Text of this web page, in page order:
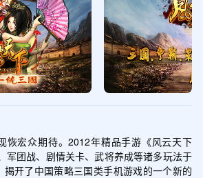
恢宏众期待。2012年精品手游《风云天下
军团战、剧情关卡、武将养成等诸多玩法于
开了中国策略三国类手机游戏的一个新的